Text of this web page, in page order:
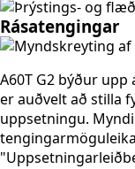
Rásatengingar
A60T G2 býður
er auðvelt að stilla
uppsetningu.